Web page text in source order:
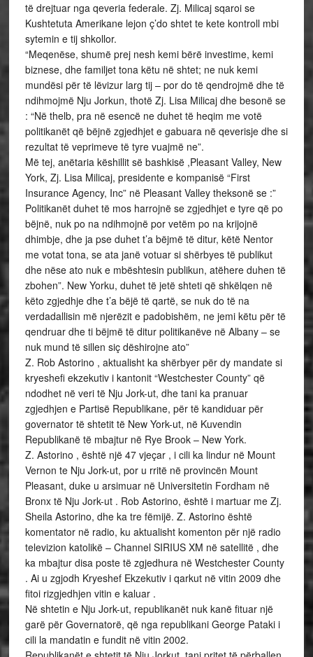
të drejtuar nga qeveria federale. Zj. Milicaj sqaroi se
Kushtetuta Amerikane lejon ç’do shtet te kete kontroll mbi
sytemin e tij shkollor.
“Meqenëse, shumë prej nesh kemi bërë investime, kemi
biznese, dhe familjet tona këtu në shtet; ne nuk kemi
mundësi për të lëvizur larg tij – por do të qendrojmë dhe të
ndihmojmë Nju Jorkun, thotë Zj. Lisa Milicaj dhe besonë se
: “Në thelb, pra në esencë ne duhet të heqim me votë
politikanët që bëjnë zgjedhjet e gabuara në qeverisje dhe si
rezultat të veprimeve të tyre vuajmë ne”.
Më tej, anëtaria këshillit së bashkisë ,Pleasant Valley, New
York, Zj. Lisa Milicaj, presidente e kompanisë “First
Insurance Agency, Inc” në Pleasant Valley theksonë se :”
Politikanët duhet të mos harrojnë se zgjedhjet e tyre që po
bëjnë, nuk po na ndihmojnë por vetëm po na krijojnë
dhimbje, dhe ja pse duhet t’a bëjmë të ditur, këtë Nentor
me votat tona, se ata janë votuar si shërbyes të publikut
dhe nëse ato nuk e mbështesin publikun, atëhere duhen të
zbohen”. New Yorku, duhet të jetë shteti që shkëlqen në
këto zgjedhje dhe t’a bëjë të qartë, se nuk do të na
verdadallisin më njerëzit e padobishëm, ne jemi këtu për të
qendruar dhe ti bëjmë të ditur politikanëve në Albany – se
nuk mund të sillen siç dëshirojne ato”
Z. Rob Astorino , aktualisht ka shërbyer për dy mandate si
kryeshefi ekzekutiv i kantonit “Westchester County” që
ndodhet në veri të Nju Jork-ut, dhe tani ka pranuar
zgjedhjen e Partisë Republikane, për të kandiduar për
governator të shtetit të New York-ut, në Kuvendin
Republikanë të mbajtur në Rye Brook – New York.
Z. Astorino , është një 47 vjeçar , i cili ka lindur në Mount
Vernon te Nju Jork-ut, por u rritë në provincën Mount
Pleasant, duke u arsimuar në Universitetin Fordham në
Bronx të Nju Jork-ut . Rob Astorino, është i martuar me Zj.
Sheila Astorino, dhe ka tre fëmijë. Z. Astorino është
komentator në radio, ku aktualisht komenton për një radio
televizion katolikë – Channel SIRIUS XM në satellitë , dhe
ka mbajtur disa poste të zgjedhura në Westchester County
. Ai u zgjodh Kryeshef Ekzekutiv i qarkut në vitin 2009 dhe
fitoi rizgjedhjen vitin e kaluar .
Në shtetin e Nju Jork-ut, republikanët nuk kanë fituar një
garë për Governatorë, që nga republikani George Pataki i
cili la mandatin e fundit në vitin 2002.